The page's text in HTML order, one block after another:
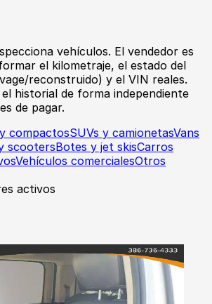
vehículos. El vendedor es
el kilometraje, el estado del
reconstruido) y el VIN reales.
historial de forma independiente
de pagar.
compactosSUVs y camionetasVans
scootersBotes y jet skisCarros
Vehículos comercialesOtros
activos